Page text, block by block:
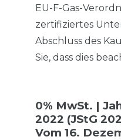
EU-F-Gas-
zertifiziertes
Abschluss des
Sie, dass dies
0% MwSt. |
2022 (JStG
Vom 16.